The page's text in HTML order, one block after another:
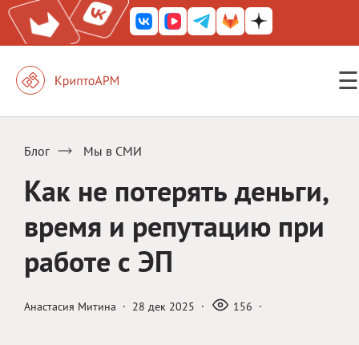
☰
Железный почтовый ящик
КриптоАРМ Mobile
Блог Мы в СМИ
Как не потерять деньги,
время и репутацию при
работе с ЭП
Анастасия Митина · 28 дек 2025 · 156 ·